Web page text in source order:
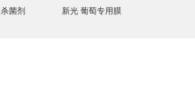
菌剂 新光 葡萄专用膜